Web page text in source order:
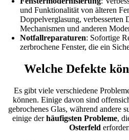
und Funktionalität von älteren
Doppelverglasung, verbesserten
Mechanismen und anderen
Notfallreparaturen: Sofortige
zerbrochene Fenster, die ein
Welche Defekte
Es gibt viele verschiedene
können. Einige davon sind
gebrochenes Glas, während andere
einige derhäufigsten Probleme,
Osterfeld